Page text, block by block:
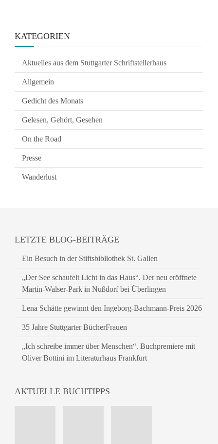
KATEGORIEN
Aktuelles aus dem Stuttgarter Schriftstellerhaus
Allgemein
Gedicht des Monats
Gelesen, Gehört, Gesehen
On the Road
Presse
Wanderlust
LETZTE BLOG-BEITRÄGE
Ein Besuch in der Stiftsbibliothek St. Gallen
„Der See schaufelt Licht in das Haus“. Der neu eröffnete
Martin-Walser-Park in Nußdorf bei Überlingen
Lena Schätte gewinnt den Ingeborg-Bachmann-Preis 2026
35 Jahre Stuttgarter BücherFrauen
„Ich schreibe immer über Menschen“. Buchpremiere mit
Oliver Bottini im Literaturhaus Frankfurt
AKTUELLE BUCHTIPPS